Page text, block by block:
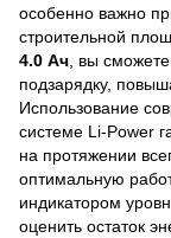
особенно важно
строительной
4.0 Ач , вы
подзарядку,
Использование
системе Li-Power
на протяжении
оптимальную
индикатором
оценить остаток